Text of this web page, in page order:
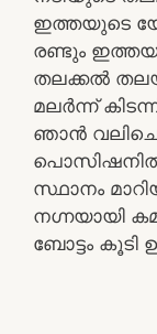
ഇത്തയുടെ
രണ്ടും
തലക്കൽ
മലർന്ന്
ഞാൻ
സ്ഥാനം
നഗ്നയായി
ബോട്ടം കൂടി